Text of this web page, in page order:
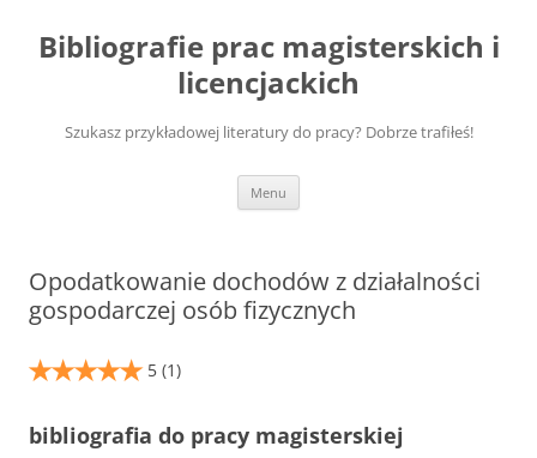
treści
Bibliografie prac magisterskich i
licencjackich
Szukasz przykładowej literatury do pracy? Dobrze trafiłeś!
Menu
Opodatkowanie dochodów z działalności
gospodarczej osób fizycznych
5 (1)
bibliografia do pracy magisterskiej